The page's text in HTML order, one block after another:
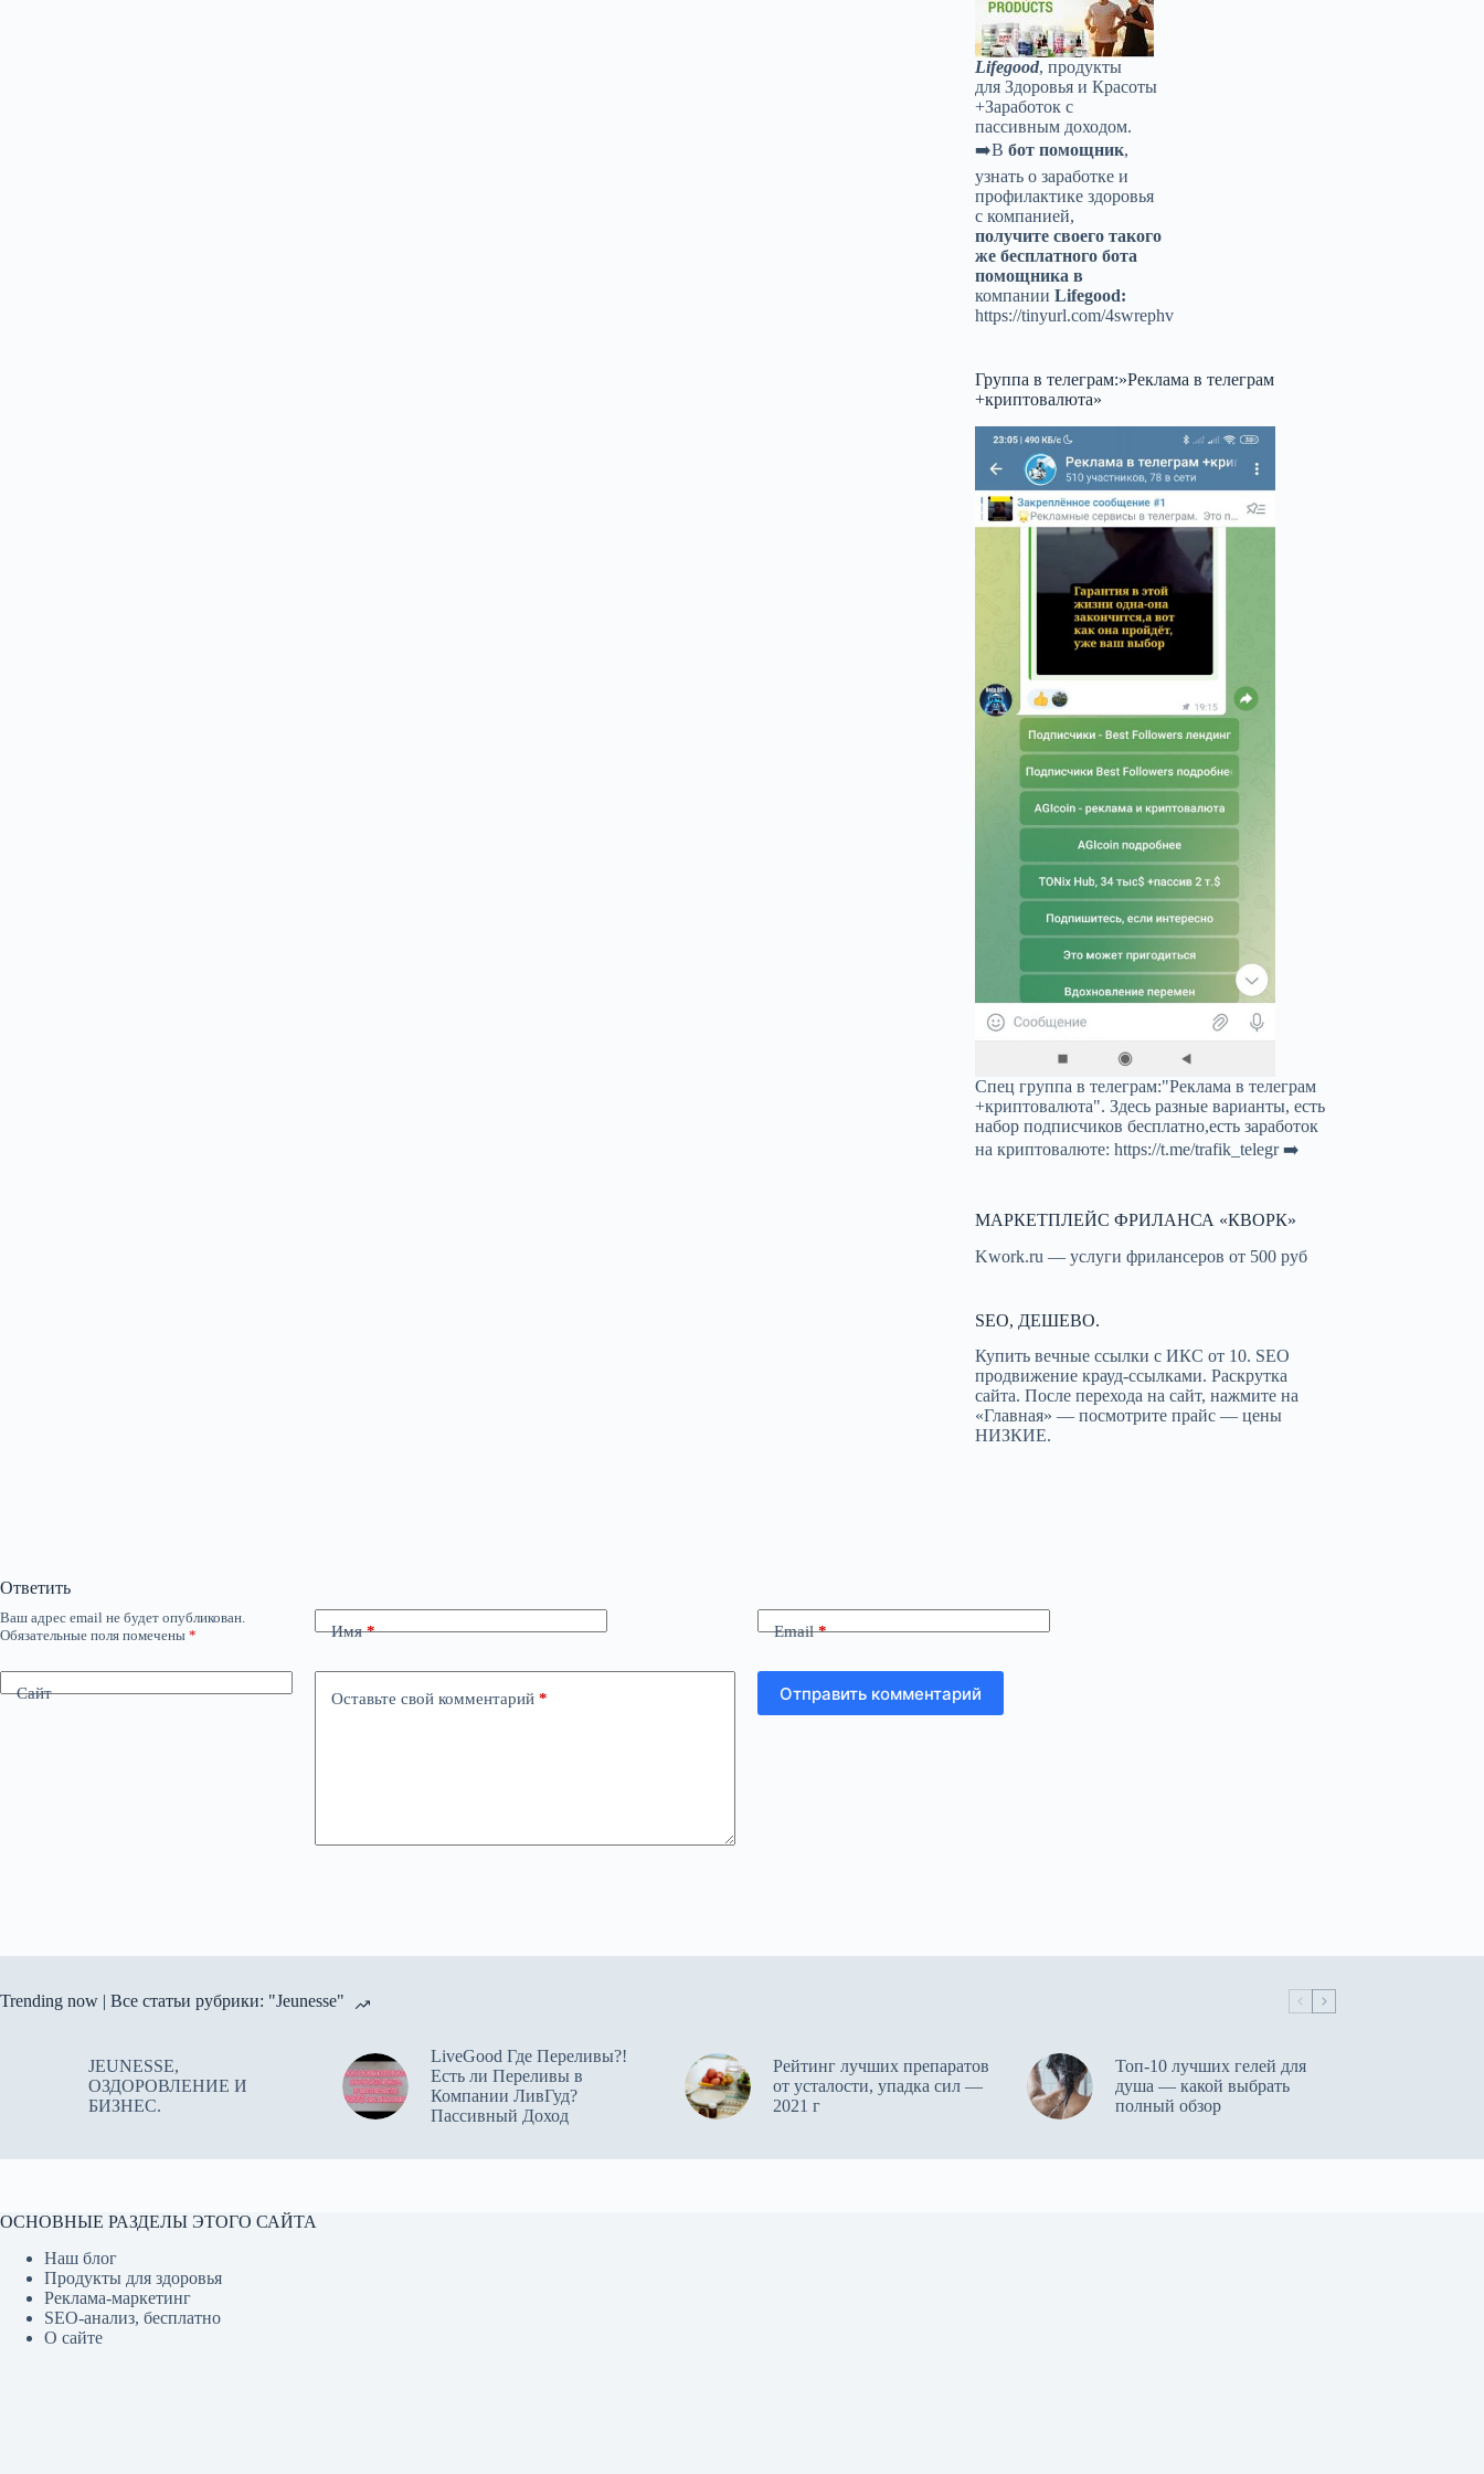
Lifegood, продукты
для Здоровья и Красоты
+Заработок с
пассивным доходом.
➡️Вбот помощник,
узнать о заработке и
профилактике здоровья
с компанией,
получите своего такого
же бесплатного бота
помощника в
компанииLifegood:
https://tinyurl.com/4swrephv
Группа в телеграм:»Реклама в телеграм
+криптовалюта»
Спец группа в телеграм:"Реклама в телеграм
+криптовалюта". Здесь разные варианты, есть
набор подписчиков бесплатно,есть заработок
на криптовалюте:https://t.me/trafik_telegr➡️
МАРКЕТПЛЕЙС ФРИЛАНСА «КВОРК»
Kwork.ru — услуги фрилансеров от 500 руб
SEO, ДЕШЕВО.
Купить вечные ссылки с ИКС от 10. SEO
продвижение крауд-ссылками. Раскрутка
сайта. После перехода на сайт, нажмите на
«Главная» — посмотрите прайс — цены
НИЗКИЕ.
Ответить
Ваш адрес email не будет опубликован.
Обязательные поля помечены * Имя* Email*
Сайт Оставьте свой комментарий * Отправить комментарий
Trending now | Все статьи рубрики: "Jeunesse"
JEUNESSE,
ОЗДОРОВЛЕНИЕ И
БИЗНЕС.
LiveGood Где Переливы?!
Есть ли Переливы в
Компании ЛивГуд?
Пассивный Доход
Рейтинг лучших препаратов
от усталости, упадка сил —
2021 г
Топ-10 лучших гелей для
душа — какой выбрать
полный обзор
ОСНОВНЫЕ РАЗДЕЛЫ ЭТОГО САЙТА
Наш блог
Продукты для здоровья
Реклама-маркетинг
SEO-анализ, бесплатно
О сайте